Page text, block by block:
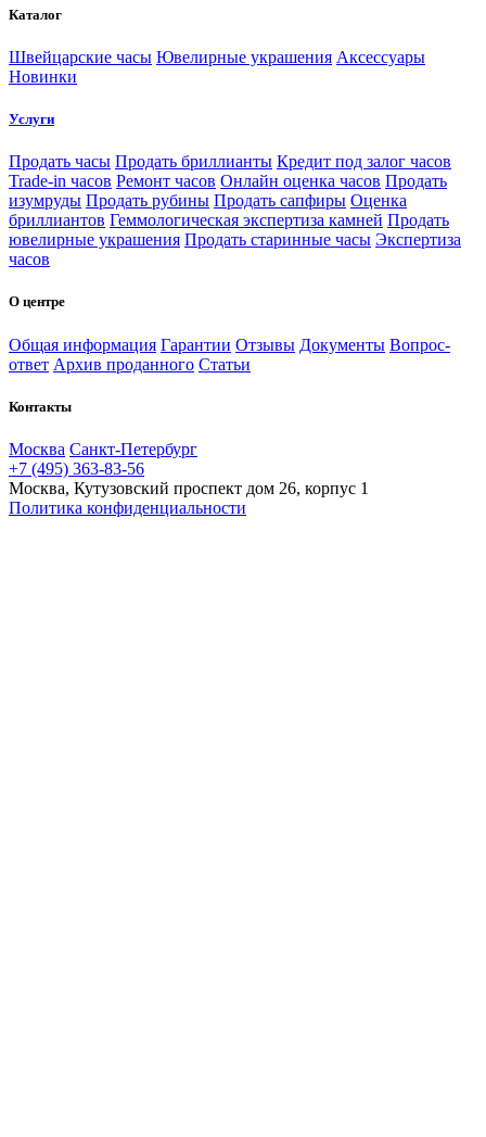
Каталог
Швейцарские часы Ювелирные украшения Аксессуары
Новинки
Услуги
Продать часы Продать бриллианты Кредит под залог часов
Trade-in часов Ремонт часов Онлайн оценка часов Продать
изумруды Продать рубины Продать сапфиры Оценка
бриллиантов Геммологическая экспертиза камней Продать
ювелирные украшения Продать старинные часы Экспертиза
часов
О центре
Общая информация Гарантии Отзывы Документы Вопрос-
ответ Архив проданного Статьи
Контакты
Москва Санкт-Петербург
+7 (495) 363-83-56
Москва, Кутузовский проспект дом 26, корпус 1
Политика конфиденциальности